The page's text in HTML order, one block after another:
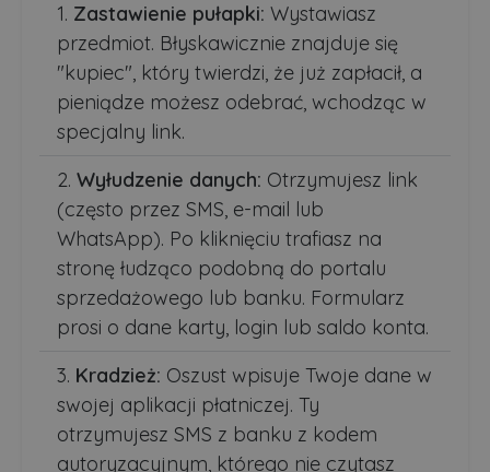
Zastawienie pułapki: Wystawiasz
przedmiot. Błyskawicznie znajduje się
"kupiec", który twierdzi, że już zapłacił, a
pieniądze możesz odebrać, wchodząc w
specjalny link.
Wyłudzenie danych: Otrzymujesz link
(często przez SMS, e-mail lub
WhatsApp). Po kliknięciu trafiasz na
stronę łudząco podobną do portalu
sprzedażowego lub banku. Formularz
prosi o dane karty, login lub saldo konta.
Kradzież: Oszust wpisuje Twoje dane w
swojej aplikacji płatniczej. Ty
otrzymujesz SMS z banku z kodem
autoryzacyjnym, którego nie czytasz